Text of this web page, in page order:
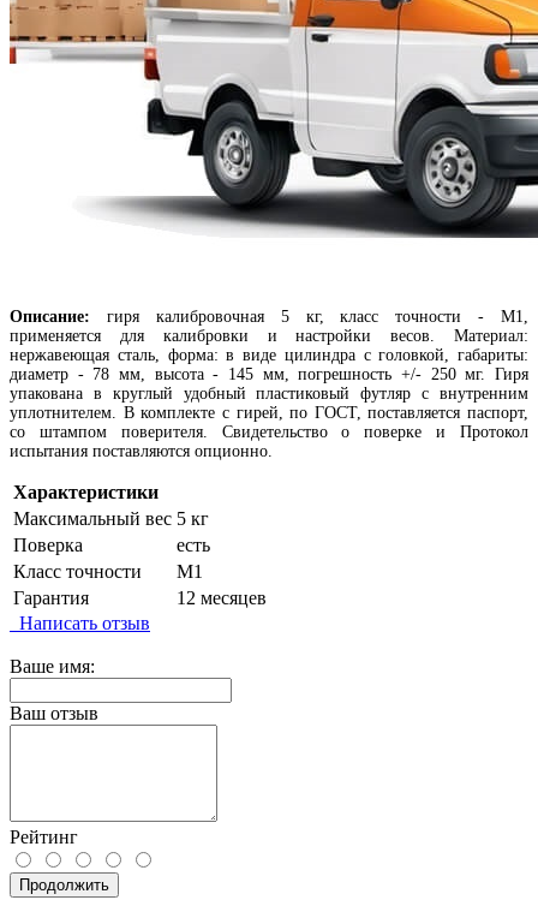
Описание: гиря калибровочная 5 кг, класс точности - М1,
применяется для калибровки и настройки весов. Материал:
нержавеющая сталь, форма: в виде цилиндра с головкой, габариты:
диаметр - 78 мм, высота - 145 мм, погрешность +/- 250 мг. Гиря
упакована в круглый удобный пластиковый футляр с внутренним
уплотнителем. В комплекте с гирей, по ГОСТ, поставляется паспорт,
со штампом поверителя. Свидетельство о поверке и Протокол
испытания поставляются опционно.
Характеристики
Максимальный вес 5 кг
Поверка
есть
Класс точности
М1
Гарантия
12 месяцев
Написать отзыв
Ваше имя:
Ваш отзыв
Рейтинг
Продолжить